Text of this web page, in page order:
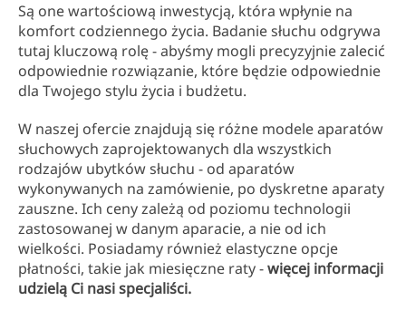
Są one wartościową inwestycją, która wpłynie na
komfort codziennego życia. Badanie słuchu odgrywa
tutaj kluczową rolę - abyśmy mogli precyzyjnie zalecić
odpowiednie rozwiązanie, które będzie odpowiednie
dla Twojego stylu życia i budżetu.
W naszej ofercie znajdują się różne modele aparatów
słuchowych zaprojektowanych dla wszystkich
rodzajów ubytków słuchu - od aparatów
wykonywanych na zamówienie, po dyskretne aparaty
zauszne. Ich ceny zależą od poziomu technologii
zastosowanej w danym aparacie, a nie od ich
wielkości. Posiadamy również elastyczne opcje
płatności, takie jak miesięczne raty -więcej informacji
udzielą Ci nasi specjaliści.